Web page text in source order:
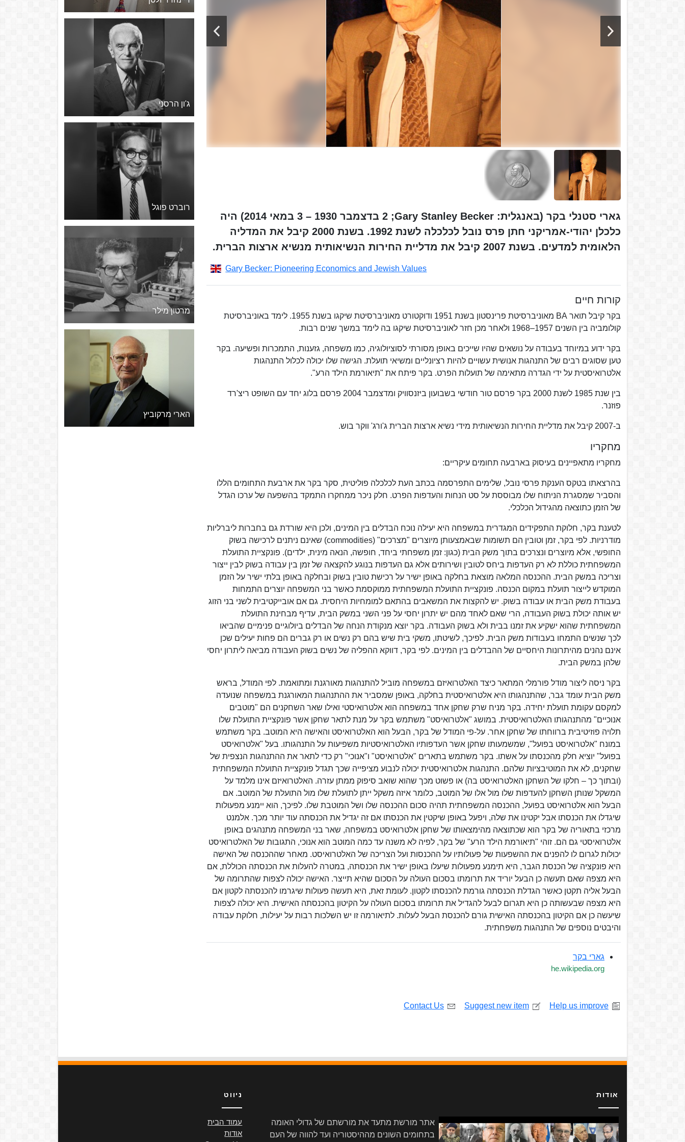
גארי סטנלי בקר (באנגלית: Gary Stanley Becker;‏ 2 בדצמבר 1930 – 3 במאי 2014) היה
כלכלן יהודי-אמריקני חתן פרס נובל לכלכלה לשנת 1992. בשנת 2000 קיבל את המדליה
הלאומית למדעים. בשנת 2007 קיבל את מדליית החירות הנשיאותית מנשיא ארצות הברית.
Gary Becker: Pioneering Economics and Jewish Values
קורות חיים
בקר קיבל תואר BA מאוניברסיטת פרינסטון בשנת 1951 ודוקטורט מאוניברסיטת שיקגו בשנת 1955. לימד באוניברסיטת
קולומביה בין השנים 1957–1968 ולאחר מכן חזר לאוניברסיטת שיקגו בה לימד במשך שנים רבות.
בקר ידוע במיוחד בעבודה על נושאים שהיו שייכים באופן מסורתי לסוציולוגיה, כמו משפחה, גזענות, התמכרות ופשיעה. בקר
טען שסוגים רבים של התנהגות אנושית עשויים להיות רציונליים ומשיאי תועלת. הגישה שלו יכולה לכלול התנהגות
אלטרואיסטית על ידי הגדרה מתאימה של תועלות הפרט. בקר פיתח את "תיאורמת הילד הרע".
בין שנת 1985 לשנת 2000 בקר פרסם טור חודשי בשבועון ביזנסוויק ומדצמבר 2004 פרסם בלוג יחד עם השופט ריצ'רד
פוזנר.
ב-2007 קיבל את מדליית החירות הנשיאותית מידי נשיא ארצות הברית ג'ורג' ווקר בוש.
מחקריו
מחקריו מתאפיינים בעיסוק בארבעה תחומים עיקריים:
בהרצאתו בטקס הענקת פרסי נובל, שלימים התפרסמה בכתב העת לכלכלה פוליטית, סקר בקר את ארבעת התחומים הללו
והסביר שמסגרת הניתוח שלו מבוססת על סט הנחות והעדפות הפרט. חלק ניכר ממחקרו התמקד בהשפעה של ערכו הגדל
של הזמן כתוצאה מהגידול הכלכלי.
לטענת בקר, חלוקת התפקידים המגדרית במשפחה היא יעילה נוכח הבדלים בין המינים, ולכן היא שורדת גם בחברות ליברליות
מודרניות. לפי בקר, זמן וטובין הם תשומות שבאמצעותן מיוצרים "מצרכים" (commodities) שאינם ניתנים לרכישה בשוק
החופשי, אלא מיוצרים ונצרכים בתוך משק הבית (כגון: זמן משפחתי ביחד, חופשה, הנאה מינית, ילדים). פונקציית התועלת
המשפחתית כוללת לא רק העדפות ביחס לטובין ושירותים אלא גם העדפות בנוגע להקצאה של זמן בין עבודה בשוק לבין ייצור
וצריכה במשק הבית. ההכנסה המלאה מוצאת בחלקה באופן ישיר על רכישת טובין בשוק ובחלקה באופן בלתי ישיר על הזמן
המוקדש לייצור תועלת במקום הכנסה. פונקציית התועלת המשפחתית ממוקסמת כאשר בני המשפחה יוצרים התמחות
בעבודת משק הבית או עבודה בשוק. יש להקצות את המשאבים בהתאם למומחיות היחסית. גם אם אובייקטיבית לשני בני הזוג
יש אותה יכולת בשוק העבודה, הרי שאם לאחד מהם יש יתרון יחסי על פני השני במשק הבית, עדיף מבחינת התועלת
המשפחתית שהוא ישקיע את זמנו בבית ולא בשוק העבודה. בקר יוצא מנקודת הנחה של הבדלים ביולוגיים פנימיים שהביאו
לכך שנשים התמחו בעבודות משק הבית. לפיכך, לשיטתו, משקי בית שיש בהם רק נשים או רק גברים הם פחות יעילים שכן
אינם נהנים מהיתרונות היחסיים של ההבדלים בין המינים. לפי בקר, דווקא ההפליה של נשים בשוק העבודה מביאה ליתרון יחסי
שלהן במשק הבית.
בקר ניסה ליצור מודל פורמלי המתאר כיצד האלטרואיזם במשפחה מוביל להתנהגות מאורגנת ומתואמת. לפי המודל, בראש
משק הבית עומד גבר, שהתנהגותו היא אלטרואיסטית בחלקה, באופן שמסביר את ההתנהגות המאורגנת במשפחה שנועדה
למקסם עקומת תועלת יחידה. בקר מניח שרק שחקן אחד במשפחה הוא אלטרואיסטי ואילו שאר השחקנים הם "מוטבים
אנוכיים" מהתנהגותו האלטרואיסטית. במושג "אלטרואיסט" משתמש בקר על מנת לתאר שחקן אשר פונקציית התועלת שלו
תלויה פוזיטיבית ברווחתו של שחקן אחר. על-פי המודל של בקר, הבעל הוא האלטרואיסט והאישה היא המוטב. בקר משתמש
במונח "אלטרואיסט בפועל", שמשמעותו שחקן אשר העדפותיו האלטרואיסטיות משפיעות על התנהגותו. בעל "אלטרואיסט
בפועל" יוציא חלק מהכנסתו על אשתו. בקר משתמש בתארים "אלטרואיסט" ו"אנוכי" רק כדי לתאר את ההתנהגות הנצפית של
שחקנים, לא את המוטיבציות שלהם. התנהגות אלטרואיסטית יכולה לנבוע מציפייה שכך תגדל פונקציית התועלת המשפחתית
(ובתוך כך – חלקו של השחקן האלטרואיסט בה) או פשוט מכך שהוא שואב סיפוק ממתן עזרה. האלטרואיזם אינו מלמד על
המשקל שנותן השחקן להעדפות שלו מול אלו של המוטב, כלומר איזה משקל ייתן לתועלת שלו מול התועלת של המוטב. אם
הבעל הוא אלטרואיסט בפועל, ההכנסה המשפחתית תהיה סכום ההכנסה שלו ושל המוטבת שלו. לפיכך, הוא יימנע מפעולות
שיגדלו את הכנסתו אבל יקטינו את שלה, ויפעל באופן שיקטין את הכנסתו אם זה יגדיל את הכנסתה עוד יותר מכך. אלמנט
מרכזי בתאוריה של בקר הוא שכתוצאה מהימצאותו של שחקן אלטרואיסט במשפחה, שאר בני המשפחה מתנהגים באופן
אלטרואיסטי גם הם. זוהי "תיאורמת הילד הרע" של בקר, לפיה לא משנה עד כמה המוטב הוא אנוכי, התגובות של האלטרואיסט
יכולות לגרום לו להפנים את ההשפעות של פעולותיו על ההכנסות ועל הצריכה של האלטרואיסט. מאחר שההכנסה של האישה
היא פונקציה של הכנסת הגבר, היא תימנע מפעולות שיעלו באופן ישיר את הכנסתה, במטרה להעלות את הכנסתה הכוללת, אם
היא מצפה שאם תעשה כן הבעל יוריד את תרומתו בסכום העולה על הסכום שהיא תייצר. האישה יכולה לצפות שהתרומה של
הבעל אליה תקטן כאשר הגדלת הכנסתה גורמת להכנסתו לקטון. לעומת זאת, היא תעשה פעולות שיגרמו להכנסתה לקטון אם
היא מצפה שבעשותה כן היא תגרום לבעל להגדיל את תרומתו בסכום העולה על הקיטון בהכנסתה האישית. היא יכולה לצפות
שיעשה כן אם הקיטון בהכנסתה האישית גורם להכנסת הבעל לעלות. לתיאורמה זו יש השלכות רבות על יעילות, חלוקת עבודה
והיבטים נוספים של התנהגות משפחתית.
גארי בקר
he.wikipedia.org
Help us improve
Suggest new item
Contact Us
ג'ון הרסני
רוברט פוגל
מרטון מילר
הארי מרקוביץ
אודות
אתר מורשת מתעד את מורשתם של גדולי האומה
בתחומים השונים מההיסטוריה ועד להווה של העם
ניווט
עמוד הבית
אודות